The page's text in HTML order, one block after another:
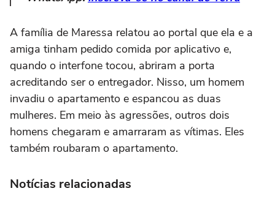
A família de Maressa relatou ao portal que ela e a
amiga tinham pedido comida por aplicativo e,
quando o interfone tocou, abriram a porta
acreditando ser o entregador. Nisso, um homem
invadiu o apartamento e espancou as duas
mulheres. Em meio às agressões, outros dois
homens chegaram e amarraram as vítimas. Eles
também roubaram o apartamento.
Notícias relacionadas